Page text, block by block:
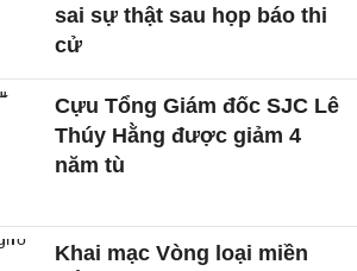
sai sự thật sau họp báo thi
cử
Cựu Tổng Giám đốc SJC Lê
Thúy Hằng được giảm 4
năm tù
Khai mạc Vòng loại miền